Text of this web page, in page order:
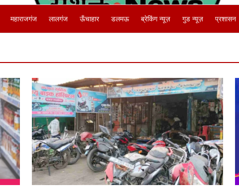
महाराजगंज लालगंज ऊँचाहार डलमऊ ब्रेकिंग न्यूज़ गुड न्यूज़ प्रशासन